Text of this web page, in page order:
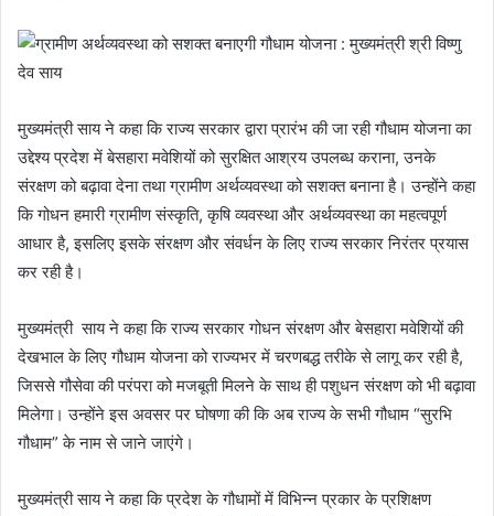
मुख्यमंत्री साय ने कहा कि राज्य सरकार द्वारा प्रारंभ की जा रही गौधाम योजना का
उद्देश्य प्रदेश में बेसहारा मवेशियों को सुरक्षित आश्रय उपलब्ध कराना, उनके
संरक्षण को बढ़ावा देना तथा ग्रामीण अर्थव्यवस्था को सशक्त बनाना है। उन्होंने कहा
कि गोधन हमारी ग्रामीण संस्कृति, कृषि व्यवस्था और अर्थव्यवस्था का महत्वपूर्ण
आधार है, इसलिए इसके संरक्षण और संवर्धन के लिए राज्य सरकार निरंतर प्रयास
कर रही है।
मुख्यमंत्री साय ने कहा कि राज्य सरकार गोधन संरक्षण और बेसहारा मवेशियों की
देखभाल के लिए गौधाम योजना को राज्यभर में चरणबद्ध तरीके से लागू कर रही है,
जिससे गौसेवा की परंपरा को मजबूती मिलने के साथ ही पशुधन संरक्षण को भी बढ़ावा
मिलेगा। उन्होंने इस अवसर पर घोषणा की कि अब राज्य के सभी गौधाम “सुरभि
गौधाम” के नाम से जाने जाएंगे।
मुख्यमंत्री साय ने कहा कि प्रदेश के गौधामों में विभिन्न प्रकार के प्रशिक्षण